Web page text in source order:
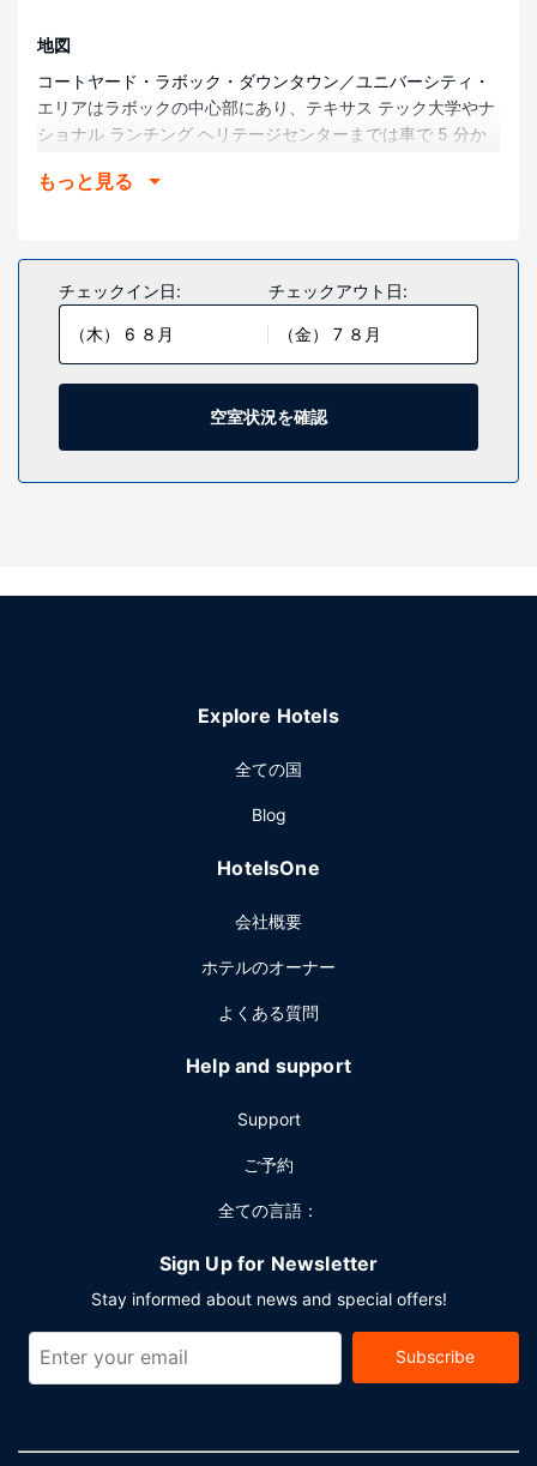
地図
コートヤード・ラボック・ダウンタウン／ユニバーシティ・
エリアはラボックの中心部にあり、テキサス テック大学やナ
ショナル ランチング ヘリテージセンターまでは車で 5 分か
で 1.7 km、ラボック メモリアル シビック センターまで 1.9
全部で 103 室ある客室には冷蔵庫、スマートテレビがありま
す。有線インターネット アクセス / WiFi を無料でお使いいた
だけるほか、衛星放送の番組をご覧いただけます。バスルー
ムには、シャワー、ヘアドライヤーがあります。デスク、独
立した応接スペースの他に、市内通話 (無料)付きの電話をご
施設
屋外プール、フィットネスセンターなどのレクリエーション
は 6:30 ～ 9:30 まで、週末は 7:00 ～ 10:00 まで、有料でお
有線インターネットアクセス (無料)、24 時間対応ビジネスセ
す。ラボックでのイベント開催には、このホテル の会議スペ
方フィート) のイベント設備をご利用いただけます。敷地内
もっと見る
チェックイン日:
（木） 6 ８月
チェックアウト日:
（金） 7 ８月
空室状況を確認
Explore Hotels
全ての国
Blog
HotelsOne
会社概要
ホテルのオーナー
よくある質問
Help and support
Support
ご予約
全ての言語：
Sign Up for Newsletter
Stay informed about news and special offers!
Subscribe